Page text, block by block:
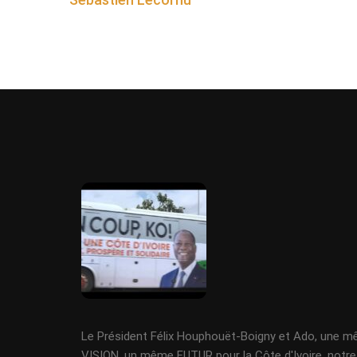
Le Président Félix Houphouët-Boigny et Ado, une